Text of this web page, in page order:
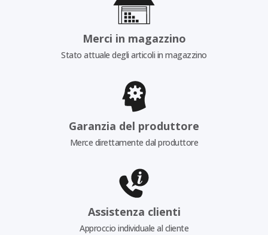
Merci in magazzino
Stato attuale degli articoli in magazzino
Garanzia del produttore
Merce direttamente dal produttore
Assistenza clienti
Approccio individuale al cliente